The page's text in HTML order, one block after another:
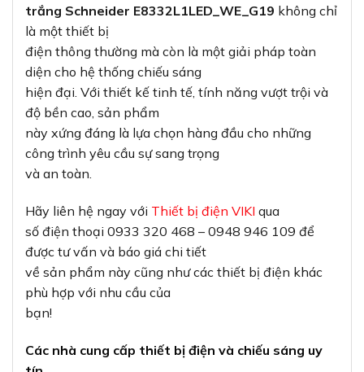
trắng Schneider E8332L1LED_WE_G19 không chỉ
là một thiết bị
điện thông thường mà còn là một giải pháp toàn
diện cho hệ thống chiếu sáng
hiện đại. Với thiết kế tinh tế, tính năng vượt trội và
độ bền cao, sản phẩm
này xứng đáng là lựa chọn hàng đầu cho những
công trình yêu cầu sự sang trọng
và an toàn.
Hãy liên hệ ngay với Thiết bị điện VIKI qua
số điện thoại 0933 320 468 – 0948 946 109 để
được tư vấn và báo giá chi tiết
về sản phẩm này cũng như các thiết bị điện khác
phù hợp với nhu cầu của
bạn!
Các nhà cung cấp thiết bị điện và chiếu sáng uy